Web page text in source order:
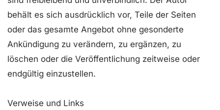
behält es sich ausdrücklich vor, Teile der Seiten
oder das gesamte Angebot ohne gesonderte
Ankündigung zu verändern, zu ergänzen, zu
löschen oder die Veröffentlichung zeitweise oder
endgültig einzustellen.
Verweise und Links